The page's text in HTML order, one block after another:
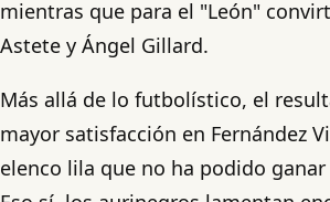
mientras que para el "León"
Astete y Ángel Gillard.
Más allá de lo futbolístico, el
mayor satisfacción en Fernández
elenco lila que no ha podido ganar